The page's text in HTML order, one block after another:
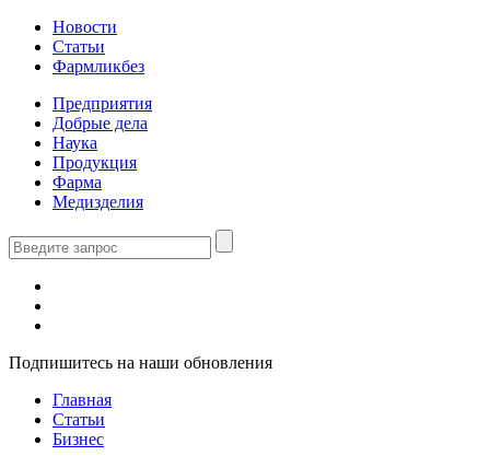
Новости
Статьи
Фармликбез
Предприятия
Добрые дела
Наука
Продукция
Фарма
Медизделия
Подпишитесь на наши обновления
Главная
Статьи
Бизнес